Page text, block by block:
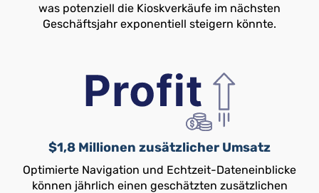
was potenziell die Kioskverkäufe im nächsten
Geschäftsjahr exponentiell steigern könnte.
$1,8 Millionen zusätzlicher Umsatz
Optimierte Navigation und Echtzeit-Dateneinblicke
können jährlich einen geschätzten zusätzlichen